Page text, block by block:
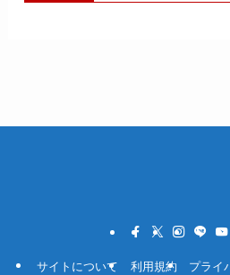
サイトについて 利用規約 プライ